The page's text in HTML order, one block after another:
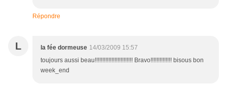
Répondre
L la fée dormeuse 14/03/2009 15:57
toujours aussi beau!!!!!!!!!!!!!!!!!!!!!!!!! Bravo!!!!!!!!!!!!!! bisous bon
week_end